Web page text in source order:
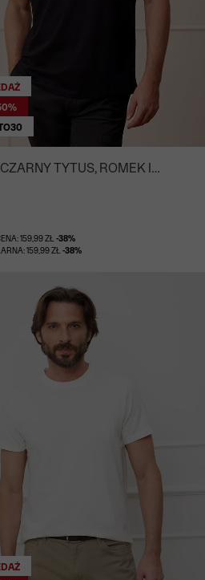
TYTUS, ROMEK I
159,99 ZŁ-38%
159,99 ZŁ-38%